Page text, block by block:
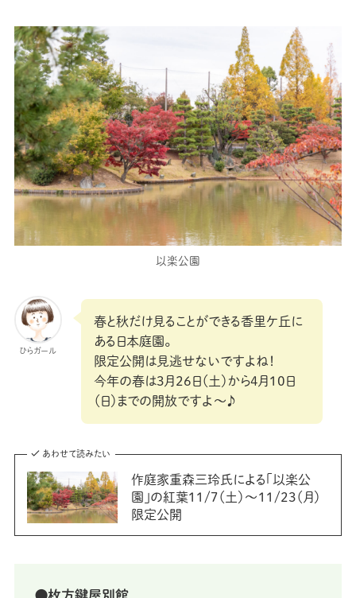
以楽公園
ひらガール
春と秋だけ見ることができる香里ケ丘に
ある日本庭園。
限定公開は見逃せないですよね！
今年の春は3月26日（土）から4月10日
（日）までの開放ですよ〜♪
あわせて読みたい
作庭家重森三玲氏による「以楽公
園」の紅葉11/7（土）〜11/23（月）
限定公開
⚫枚方鍵屋別館